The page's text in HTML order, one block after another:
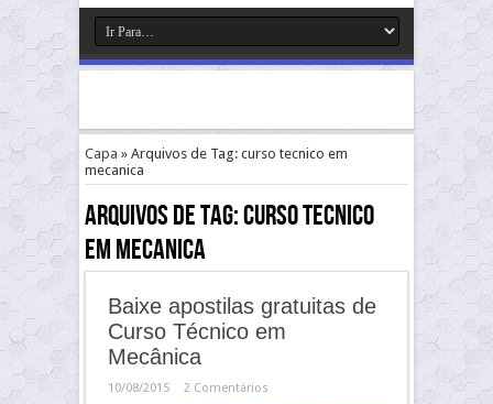
Capa » Arquivos de Tag: curso tecnico em
mecanica
Arquivos de Tag:curso tecnico
em mecanica
Baixe apostilas gratuitas de
Curso Técnico em
Mecânica
10/08/2015 2 Comentários